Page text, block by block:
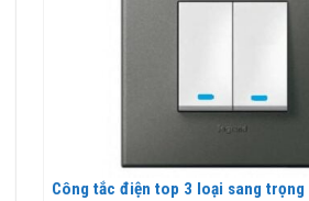
Công tắc điện top 3 loại sang trọng